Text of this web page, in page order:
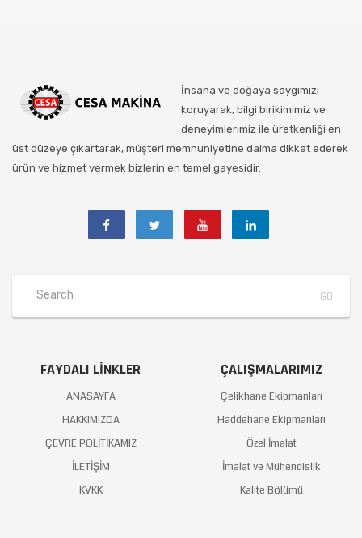
İnsana ve doğaya saygımızı
koruyarak, bilgi birikimimiz ve
deneyimlerimiz ile üretkenliği en
üst düzeye çıkartarak, müşteri memnuniyetine daima dikkat ederek
ürün ve hizmet vermek bizlerin en temel gayesidir.
FAYDALI LINKLER
ANASAYFA
HAKKIMIZDA
ÇEVRE POLİTİKAMIZ
İLETİŞİM
KVKK
ÇALIŞMALARIMIZ
Çelikhane Ekipmanları
Haddehane Ekipmanları
Özel İmalat
İmalat ve Mühendislik
Kalite Bölümü